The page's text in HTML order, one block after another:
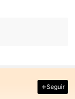
Seguir